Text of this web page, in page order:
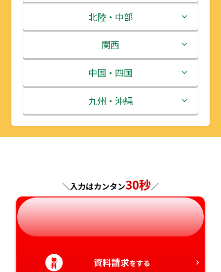
青森県
岩手県
宮城県
秋田県
山形県
茨城県
栃木県
群馬県
埼玉県
千葉県
神奈川県
北陸・中部
新潟県
富山県
石川県
福井県
長野県
岐阜県
静岡県
愛知県
関西
三重県
滋賀県
京都府
兵庫県
奈良県
和歌山県
中国・四国
鳥取県
島根県
広島県
山口県
徳島県
香川県
九州・沖縄
福岡県
長崎県
熊本県
大分県
宮崎県
＼入力はカンタン30秒／
無
料 資料請求をする